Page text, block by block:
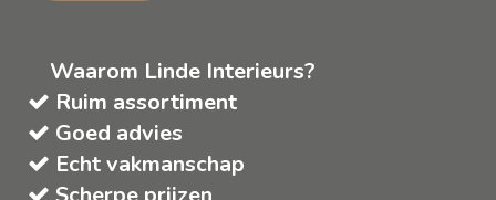
Waarom Linde Interieurs?
Ruim assortiment
Goed advies
Echt vakmanschap